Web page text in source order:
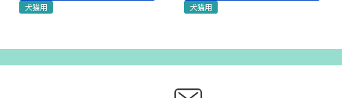
犬猫用
犬猫用